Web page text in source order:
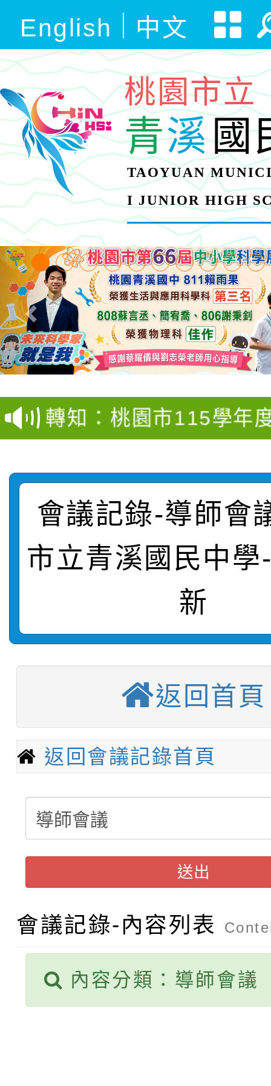
English 中文
桃園市立
青溪國
TAOYUAN
I JUNIOR HIGH
【甄選結果(第4招)】
學年度第1學期第9次代
結果(第4招)
【甄選結果(第12招)】
學年度第1學期第7次代
轉知：桃園市115學年
賽實施要點
比賽實施要點」
轉知：「115年金融知
動辦法」
轉知臺中市政府政風處
城市手牽手，綠能透明
轉知：「115學年度全
劇比賽實施要點」及修
敬師藝文競賽』實施計
【甄選結果(第11招)】
學年度第1學期第7次代
結果(第11招)
【甄選結果(第3招)】
學年度第1學期第9次
【甄選結果(第4招)】
學年度第1學期第9次
結果(第4招)
【甄選結果(第12招)】
學年度第1學期第7次代
轉知：桃園市115學年
賽實施要點
比賽實施要點」
轉知：「115年金融知
城市手牽手，綠能透明
畫影片一案
轉知：「115學年度全
劇比賽實施要點」及修
表
轉知：桃園市115年度
敬師藝文競賽』實施計
【甄選結果(第11招)】
學年度第1學期第7次代
【甄選結果(第3招)】
會議記錄-導師會
市立青溪國民中學
新
返回首頁
返回會議記錄首頁
送出
會議記錄-內容列表
內容分類：導師會議